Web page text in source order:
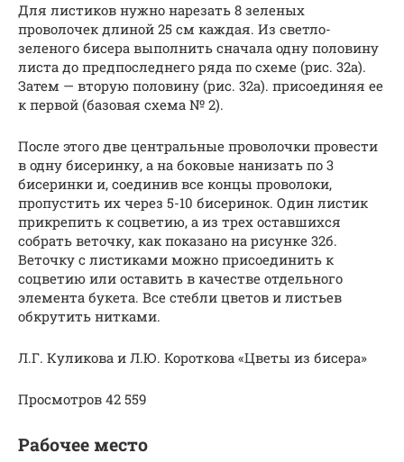
Для листиков нужно нарезать 8 зеленых
проволочек длиной 25 см каждая. Из светло-
зеленого бисера выполнить сначала одну половину
листа до предпоследнего ряда по схеме (рис. 32а).
Затем — вторую половину (рис. 32а). присоединяя ее
к первой (базовая схема № 2).
После этого две центральные проволочки провести
в одну бисеринку, а на боковые нанизать по 3
бисеринки и, соединив все концы проволоки,
пропустить их через 5-10 бисеринок. Один листик
прикрепить к соцветию, а из трех оставшихся
собрать веточку, как показано на рисунке 32б.
Веточку с листиками можно присоединить к
соцветию или оставить в качестве отдельного
элемента букета. Все стебли цветов и листьев
обкрутить нитками.
Л.Г. Куликова и Л.Ю. Короткова «Цветы из бисера»
Просмотров 42 559
Рабочее место